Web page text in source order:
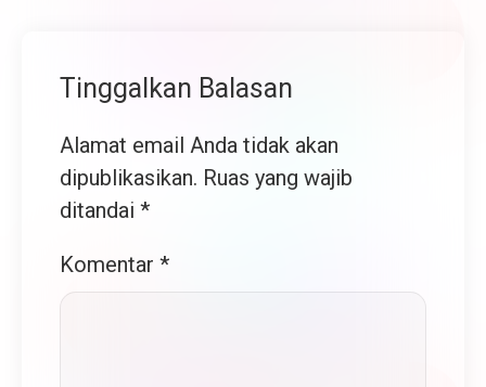
Tinggalkan Balasan
Alamat email Anda tidak akan
dipublikasikan. Ruas yang wajib
ditandai *
Komentar *